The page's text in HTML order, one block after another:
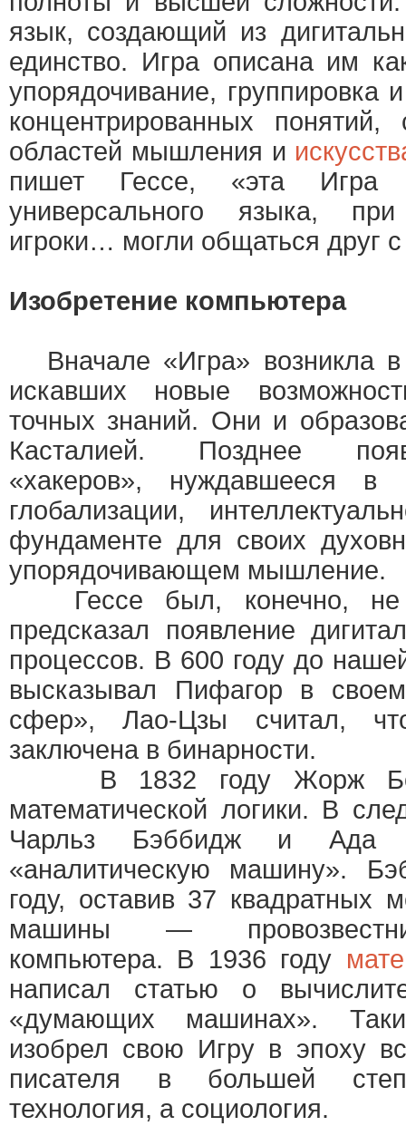
язык, создающий из
единство. Игра описана им
упорядочивание, группировка
концентрированных
областей мышления и
пишет Гессе, «эта Игра
универсального языка,
игроки… могли общаться друг
Изобретение компьютера
Вначале «Игра» возникла в
искавших новые
точных знаний. Они и
Касталией. Позднее
«хакеров», нуждавшееся в
глобализации,
фундаменте для своих
упорядочивающем мышление.
Гессе был, конечно, не
предсказал появление
процессов. В 600 году до
высказывал Пифагор в
сфер», Лао-Цзы считал,
заключена в бинарности.
В 1832 году Жорж
математической логики. В
Чарльз Бэббидж и Ада
«аналитическую машину».
году, оставив 37 квадратных
машины —
компьютера. В 1936 году
написал статью о
«думающих машинах».
изобрел свою Игру в эпоху
писателя в большей
технология, а социология.